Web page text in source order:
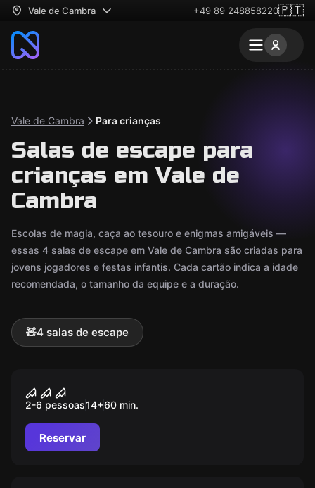
Vale de Cambra +49 89 248858220🇵🇹
Vale de Cambra Para crianças
Salas de escape para
crianças em Vale de
Cambra
Escolas de magia, caça ao tesouro e enigmas amigáveis —
essas 4 salas de escape em Vale de Cambra são criadas para
jovens jogadores e festas infantis. Cada cartão indica a idade
recomendada, o tamanho da equipe e a duração.
🧸4 salas de escape
INCARNATE
2-6 pessoas14+60 min.
Reservar